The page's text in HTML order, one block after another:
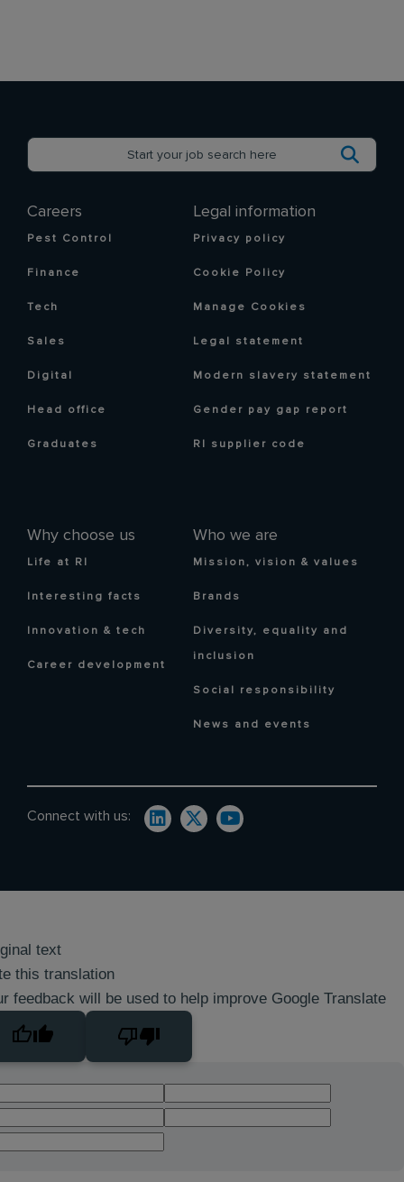
Careers
Pest Control
Finance
Tech
Sales
Digital
Head office
Graduates
Why choose us
Life at RI
Interesting facts
Innovation & tech
Career development
Who we are
Mission, vision & values
Brands
Diversity, equality and
inclusion
Social responsibility
News and events
Legal information
Privacy policy
Cookie Policy
Manage Cookies
Legal statement
Modern slavery statement
Gender pay gap report
RI supplier code
Connect with us:
text
this translation
feedback will be used to help improve Google Translate